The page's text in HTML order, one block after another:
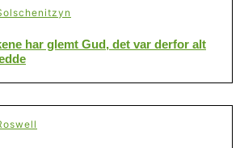
har glemt Gud, det var derfor alt